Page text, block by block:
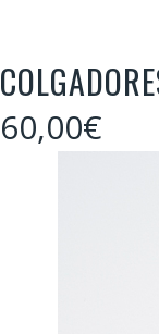
60,00€